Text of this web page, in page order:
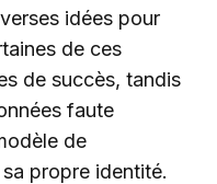
idées pour
de ces
de succès, tandis
faute
de
propre identité.